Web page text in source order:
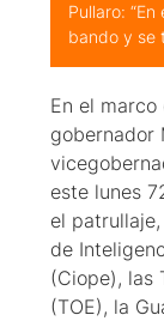
Pullaro:
bando y se
En el
gobernador
este lunes
el
de
(Ciope), las
(TOE), la